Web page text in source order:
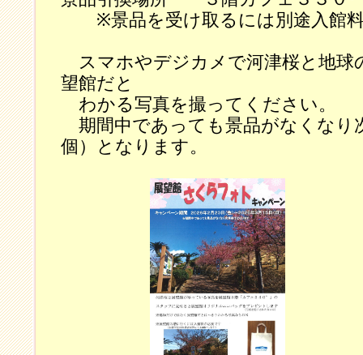
※景品を受け取るには別途入館
スマホやデジカメで河津桜と地球
望館だと
わかる写真を撮ってください。
期間中であっても景品がなくなり
個）となります。